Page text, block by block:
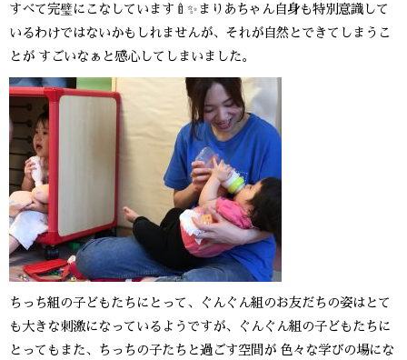
すべて完璧にこなしています🍼 ✨ まりあちゃん自身も特別意識して
いるわけではないかもしれませんが、それが自然とできてしまうこ
とが すごいなぁと感心してしまいました。
ちっち組の子どもたちにとって、ぐんぐん組のお友だちの姿はとて
も大きな刺激になっているようですが、ぐんぐん組の子どもたちに
とってもまた、ちっちの子たちと過ごす空間が 色々な学びの場にな